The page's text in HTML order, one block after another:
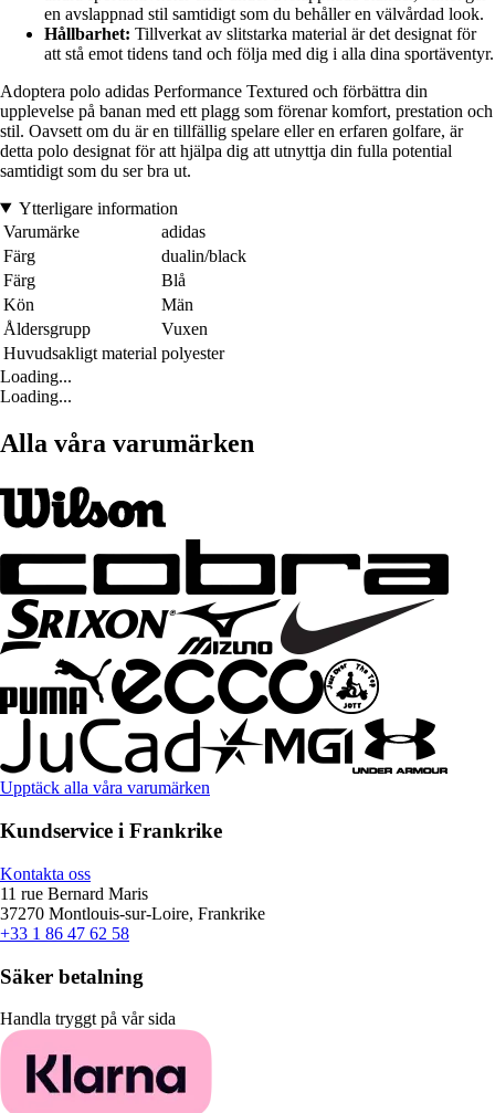
en avslappnad stil samtidigt som du behåller en välvårdad look.
Hållbarhet: Tillverkat av slitstarka material är det designat för
att stå emot tidens tand och följa med dig i alla dina sportäventyr.
Adoptera polo adidas Performance Textured och förbättra din
upplevelse på banan med ett plagg som förenar komfort, prestation och
stil. Oavsett om du är en tillfällig spelare eller en erfaren golfare, är
detta polo designat för att hjälpa dig att utnyttja din fulla potential
samtidigt som du ser bra ut.
Ytterligare information
Varumärke
adidas
Färg
dualin/black
Färg
Blå
Kön
Män
Åldersgrupp
Vuxen
Huvudsakligt material polyester
Loading...
Loading...
Alla våra varumärken
Upptäck alla våra varumärken
Kundservice i Frankrike
Kontakta oss
11 rue Bernard Maris
37270 Montlouis-sur-Loire, Frankrike
+33 1 86 47 62 58
Säker betalning
Handla tryggt på vår sida